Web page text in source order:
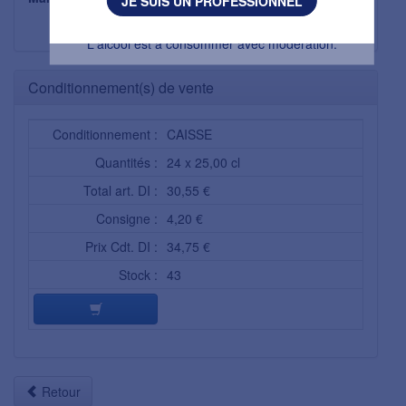
DISTRIBUTION
Conditionnement(s) de vente
Conditionnement : CAISSE
Quantités : 24 x 25,00 cl
Total art. DI : 30,55 €
Consigne : 4,20 €
Prix Cdt. DI : 34,75 €
Stock : 43
Retour
L'alcool est à consommer avec modération.